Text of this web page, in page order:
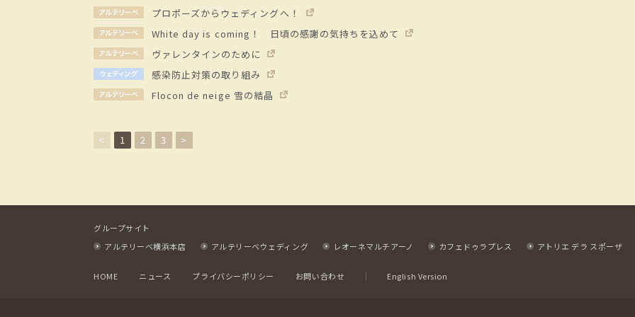
プロポーズからウェディングへ！
White day is coming！ 日頃の感謝の気持ちを込めて
ヴァレンタインのために
感染防止対策の取り組み
Flocon de neige 雪の結晶
< 1 2 3 >
グループサイト
アルテリーベ横浜本店
アルテリーベウェディング レオーネマルチアーノ カフェドゥラプレス アトリエ デラ スポーザ
HOME ニュース プライバシーポリシー お問い合わせ English Version